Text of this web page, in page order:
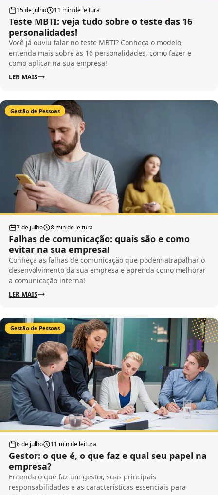
15 de julho 11 min de leitura
Teste MBTI: veja tudo sobre o teste das 16
personalidades!
Você já ouviu falar no teste MBTI? Conheça o modelo,
entenda mais sobre as 16 personalidades, como fazer e
como aplicar na sua empresa!
LER MAIS
Gestão de Pessoas
7 de julho 8 min de leitura
Falhas de comunicação: quais são e como
evitar na sua empresa!
Conheça as falhas de comunicação que podem atrapalhar o
desenvolvimento da sua empresa e aprenda como melhorar
a comunicação interna!
LER MAIS
Gestão de Pessoas
6 de julho 11 min de leitura
Gestor: o que é, o que faz e qual seu papel na
empresa?
Entenda o que faz um gestor, suas principais
responsabilidades e as características essenciais para